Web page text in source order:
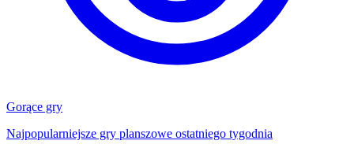
Gorące gry
Najpopularniejsze gry planszowe ostatniego tygodnia